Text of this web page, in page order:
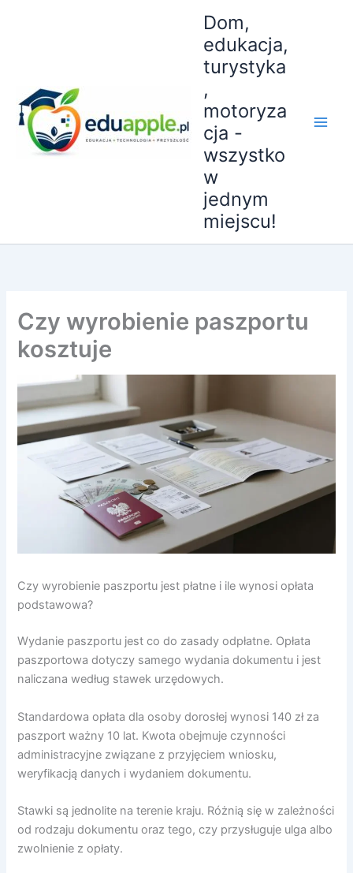
Dom,
edukacja,
turystyka
,
motoryza
cja -
wszystko
w
jednym
miejscu!
Czy wyrobienie paszportu
kosztuje
Czy wyrobienie paszportu jest płatne i ile wynosi opłata
podstawowa?
Wydanie paszportu jest co do zasady odpłatne. Opłata
paszportowa dotyczy samego wydania dokumentu i jest
naliczana według stawek urzędowych.
Standardowa opłata dla osoby dorosłej wynosi 140 zł za
paszport ważny 10 lat. Kwota obejmuje czynności
administracyjne związane z przyjęciem wniosku,
weryfikacją danych i wydaniem dokumentu.
Stawki są jednolite na terenie kraju. Różnią się w zależności
od rodzaju dokumentu oraz tego, czy przysługuje ulga albo
zwolnienie z opłaty.